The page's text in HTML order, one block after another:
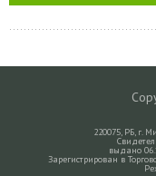
220075, РБ, г.
выдано
Зарегистрирован в